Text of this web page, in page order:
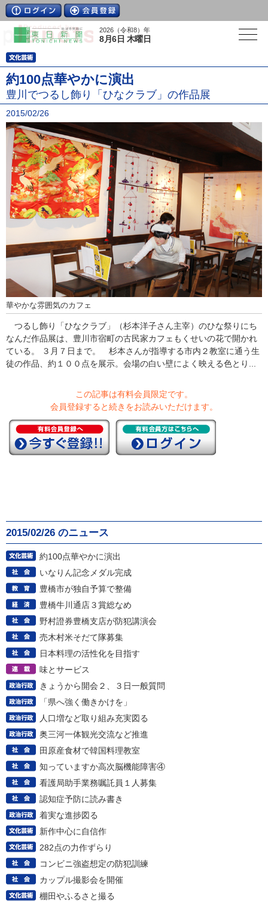
2026（令和8）年
8月6日 木曜日
約100点華やかに演出
豊川でつるし飾り「ひなクラブ」の作品展
2015/02/26
華やかな雰囲気のカフェ
つるし飾り「ひなクラブ」（杉本洋子さん主宰）のひな祭りにち
なんだ作品展は、豊川市宿町の古民家カフェもくせいの花で開かれ
ている。 ３月７日まで。 杉本さんが指導する市内２教室に通う生
徒の作品、約１００点を展示。会場の白い壁によく映える色とり...
この記事は有料会員限定です。
会員登録すると続きをお読みいただけます。
2015/02/26 のニュース
約100点華やかに演出
いなりん記念メダル完成
豊橋市が独自予算で整備
豊橋牛川通店３賞総なめ
野村證券豊橋支店が防犯講演会
売木村米そだて隊募集
日本料理の活性化を目指す
味とサービス
きょうから開会２、３日一般質問
「県へ強く働きかけを」
人口増など取り組み充実図る
奥三河一体観光交流など推進
田原産食材で韓国料理教室
知っていますか高次脳機能障害④
看護局助手業務嘱託員１人募集
認知症予防に読み書き
着実な進捗図る
新作中心に自信作
282点の力作ずらり
コンビニ強盗想定の防犯訓練
カップル撮影会を開催
棚田やふるさと撮る